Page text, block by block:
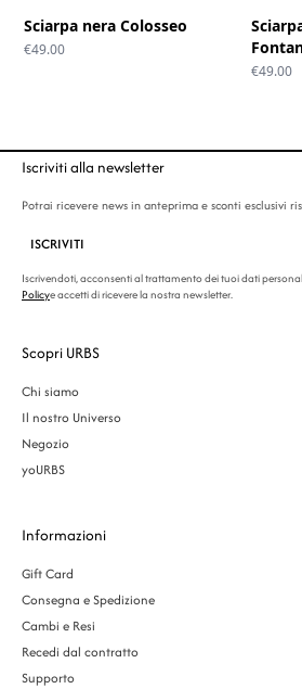
Sciarpa nera Colosseo
€49.00
€49.00
Iscriviti alla newsletter
Potrai ricevere news in anteprima e sconti esclusivi
ISCRIVITI
Iscrivendoti, acconsenti al trattamento dei tuoi dati
Policye accetti di ricevere la nostra newsletter.
Scopri URBS
Chi siamo
Il nostro Universo
Negozio
yoURBS
Informazioni
Gift Card
Consegna e Spedizione
Cambi e Resi
Recedi dal contratto
Supporto